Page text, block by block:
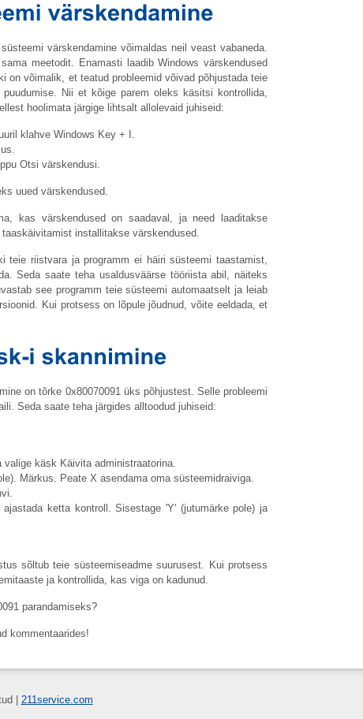
värskendamine võimaldas neil veast vabaneda.
meetodit. Enamasti laadib Windows värskendused
on võimalik, et teatud probleemid võivad põhjustada teie
Nii et kõige parem oleks käsitsi kontrollida,
hoolimata järgige lihtsalt allolevaid juhiseid:
klahve Windows Key + I.
Otsi värskendusi.
kas värskendused on saadaval, ja need laaditakse
installitakse värskendused.
teie riistvara ja programm ei häiri süsteemi taastamist,
Seda saate teha usaldusväärse tööriista abil, näiteks
see programm teie süsteemi automaatselt ja leiab
Kui protsess on lõpule jõudnud, võite eeldada, et
on tõrke 0x80070091 üks põhjustest. Selle probleemi
Seda saate teha järgides alltoodud juhiseid:
käsk Käivita administraatorina.
Märkus. Peate X asendama oma süsteemidraiviga.
ketta kontroll. Sisestage 'Y' (jutumärke pole) ja
sõltub teie süsteemiseadme suurusest. Kui protsess
ja kontrollida, kas viga on kadunud.
parandamiseks?
kommentaarides!
| 211service.com